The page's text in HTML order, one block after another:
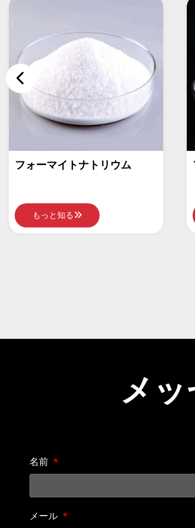
フォルメイトカルシウム
もっと知る
メ
名前
メール